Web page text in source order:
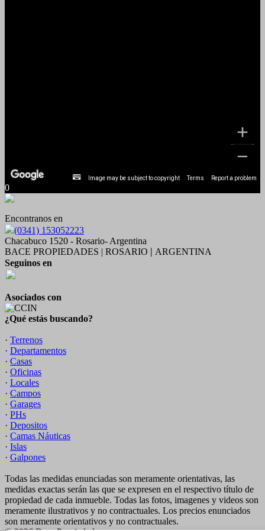
Image may be subject to copyright Terms Report a problem
0
Encontranos en
(0341) 153052223
Chacabuco 1520 - Rosario- Argentina
BACE PROPIEDADES | ROSARIO
ARGENTINA
Seguinos en
Asociados con
¿Qué estás buscando?
· Terrenos
· Departamentos
· Casas
· Oficinas
· Locales
· Campos
· Garages
· PHs
· Depositos
· Camas Náuticas
· Islas
· Galpones
Todas las medidas enunciadas son meramente orientativas, las
medidas exactas serán las que se expresen en el respectivo título de
propiedad de cada inmueble. Todas las fotos, imagenes y videos son
meramente ilustrativos y no contractuales. Los precios enunciados
son meramente orientativos y no contractuales.